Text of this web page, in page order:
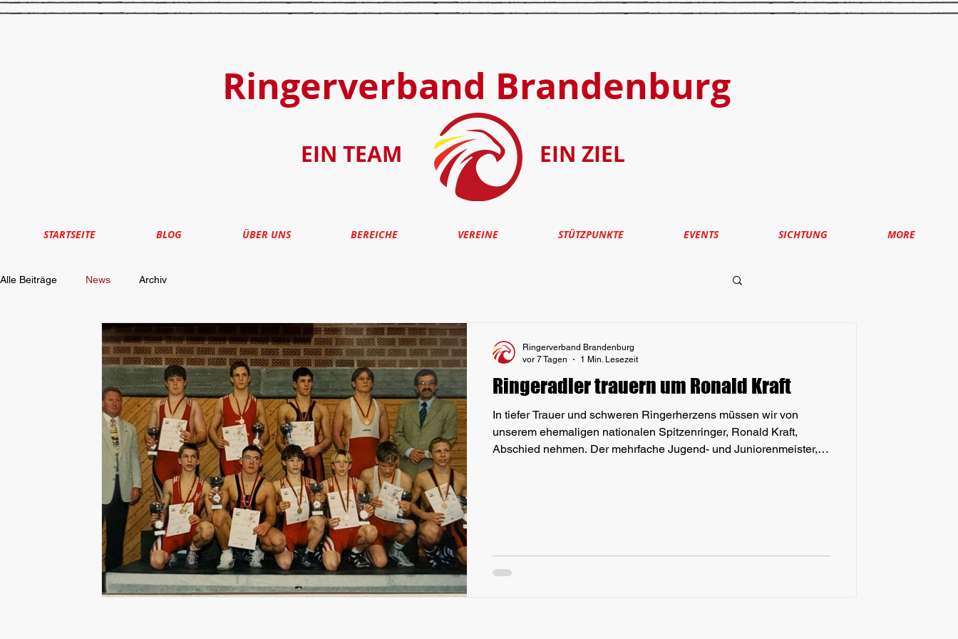
Ringerverband Brandenburg
EIN TEAM EIN ZIEL
STARTSEITE BLOG ÜBER UNS BEREICHE VEREINE STÜTZPUNKTE EVENTS SICHTUNG MORE
Alle Beiträge News Archiv
Ringeradler trauern um Ronald Kraft
In tiefer Trauer und schweren Ringerherzens müssen wir von
unserem ehemaligen nationalen Spitzenringer, Ronald Kraft,
Abschied nehmen. Der mehrfache Jugend- und Juniorenmeister,
Ringerverband Brandenburg
vor 7 Tagen
1 Min. Lesezeit